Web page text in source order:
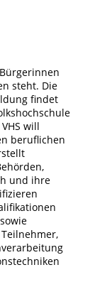
steht. Die
findet
will
beruflichen
und ihre